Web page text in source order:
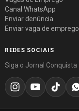
Canal WhatsApp
Enviar denúncia
Enviar vaga de emprego
REDES SOCIAIS
Siga o Jornal Conquista